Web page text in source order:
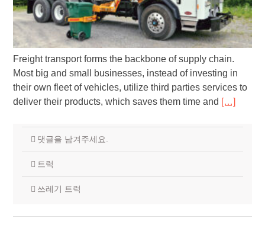
Freight transport forms the backbone of supply chain.
Most big and small businesses, instead of investing in
their own fleet of vehicles, utilize third parties services to
deliver their products, which saves them time and […]
댓글을 남겨주세요.
트럭
쓰레기 트럭